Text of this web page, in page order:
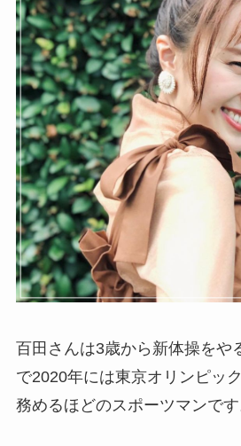
百田さんは3歳から新体操をや
で2020年には東京オリンピッ
務めるほどのスポーツマンです